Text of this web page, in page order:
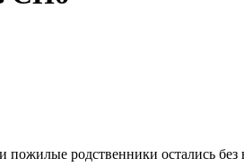
пожилые родственники остались